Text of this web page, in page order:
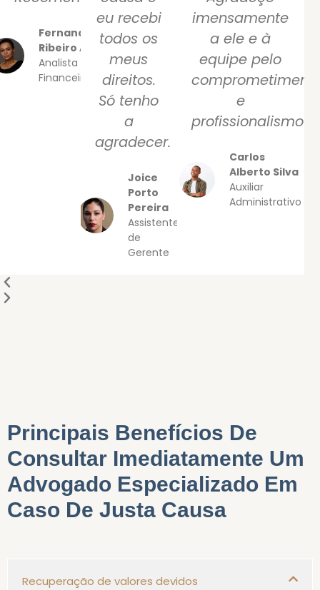
Fernanda
Ribeiro A
Analista
Financeiro
eu recebi
todos os
meus
direitos.
Só tenho
a
agradecer.
Joice
Porto
Pereira
Assistente
de
Gerente
imensamente
a ele e à
equipe pelo
e
profissionalismo!
Carlos
Alberto Silva
Auxiliar
Administrativo
Principais Benefícios De
Consultar Imediatamente Um
Advogado Especializado Em
Caso De Justa Causa
Recuperação de valores devidos